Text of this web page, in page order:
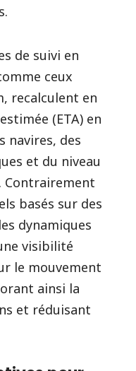
de suivi en
ceux
recalculent en
(ETA) en
navires, des
et du niveau
Contrairement
basés sur des
dynamiques
visibilité
le mouvement
ainsi la
et réduisant